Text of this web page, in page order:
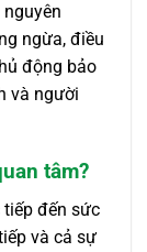
ngừa, điều
động bảo
và người
tâm?
đến sức
và cả sự